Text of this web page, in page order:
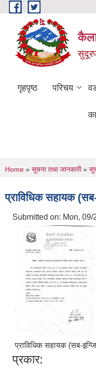
Skip to main content
गृहपृष्ठ परिचय
You are here
Home » सूचना तथा जानकारी»
प्राविधिक सहायक (सब-
Submitted on: Mon, 09/
प्राविधिक सहायक (सब-
प्रकार: